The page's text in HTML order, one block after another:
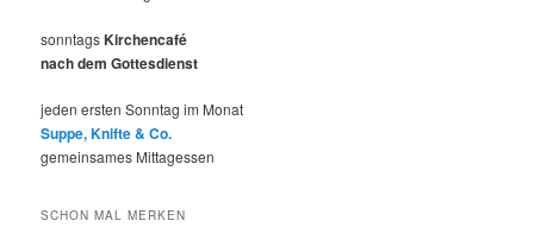
sonntagsKirchencafé
nach dem Gottesdienst
jeden ersten Sonntag im Monat
Suppe, Knifte & Co.
gemeinsames Mittagessen
SCHON MAL MERKEN